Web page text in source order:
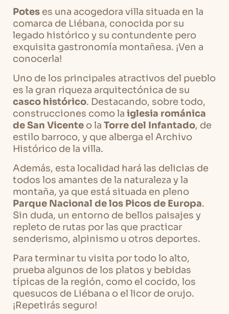
Potes es una acogedora villa situada en la
comarca de Liébana, conocida por su
legado histórico y su contundente pero
exquisita gastronomía montañesa. ¡Ven a
conocerla!
Uno de los principales atractivos del pueblo
es la gran riqueza arquitectónica de su
casco histórico. Destacando, sobre todo,
construcciones como la iglesia románica
de San Vicente o la Torre del Infantado, de
estilo barroco, y que alberga el Archivo
Histórico de la villa.
Además, esta localidad hará las delicias de
todos los amantes de la naturaleza y la
montaña, ya que está situada en pleno
Parque Nacional de los Picos de Europa.
Sin duda, un entorno de bellos paisajes y
repleto de rutas por las que practicar
senderismo, alpinismo u otros deportes.
Para terminar tu visita por todo lo alto,
prueba algunos de los platos y bebidas
típicas de la región, como el cocido, los
quesucos de Liébana o el licor de orujo.
¡Repetirás seguro!